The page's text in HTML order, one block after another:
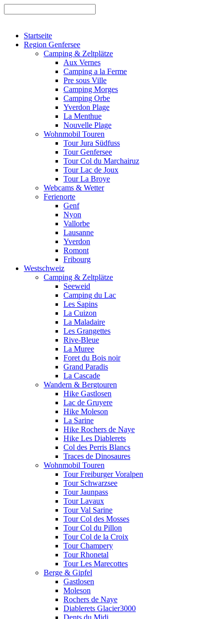
Startseite
Region Genfersee
Camping & Zeltplätze
Aux Vernes
Camping a la Ferme
Pre sous Ville
Camping Morges
Camping Orbe
Yverdon Plage
La Menthue
Nouvelle Plage
Wohnmobil Touren
Tour Jura Südfuss
Tour Genfersee
Tour Col du Marchairuz
Tour Lac de Joux
Tour La Broye
Webcams & Wetter
Ferienorte
Genf
Nyon
Vallorbe
Lausanne
Yverdon
Romont
Fribourg
Westschweiz
Camping & Zeltplätze
Seeweid
Camping du Lac
Les Sapins
La Cuizon
La Maladaire
Les Grangettes
Rive-Bleue
La Muree
Foret du Bois noir
Grand Paradis
La Cascade
Wandern & Bergtouren
Hike Gastlosen
Lac de Gruyere
Hike Moleson
La Sarine
Hike Rochers de Naye
Hike Les Diablerets
Col des Perris Blancs
Traces de Dinosaures
Wohnmobil Touren
Tour Freiburger Voralpen
Tour Schwarzsee
Tour Jaunpass
Tour Lavaux
Tour Val Sarine
Tour Col des Mosses
Tour Col du Pillon
Tour Col de la Croix
Tour Champery
Tour Rhonetal
Tour Les Marecottes
Berge & Gipfel
Gastlosen
Moleson
Rochers de Naye
Diablerets Glacier3000
Dents du Midi